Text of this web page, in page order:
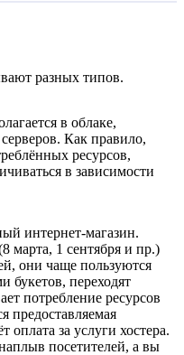
разных типов.
в облаке,
Как правило,
ресурсов,
в зависимости
интернет-магазин.
марта, 1 сентября и пр.)
они чаще пользуются
букетов, переходят
потребление ресурсов
предоставляемая
оплата за услуги хостера.
посетителей, а вы